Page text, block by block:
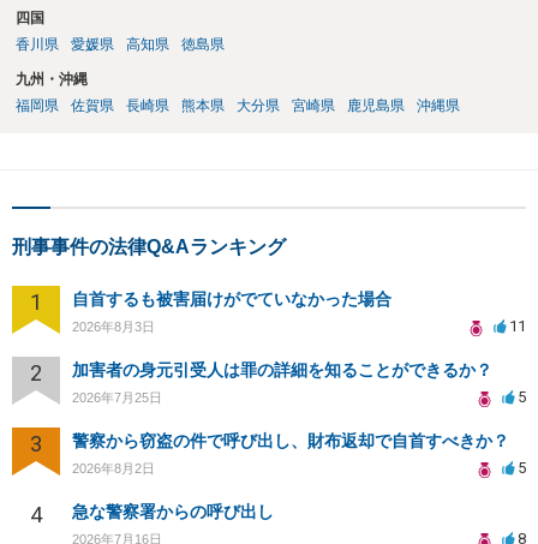
四国
香川県
愛媛県 高知県 徳島県
九州・沖縄
福岡県
佐賀県 長崎県 熊本県 大分県 宮崎県 鹿児島県 沖縄県
刑事事件の法律Q&Aランキング
1 自首するも被害届けがでていなかった場合
2026年8月3日 11
2 加害者の身元引受人は罪の詳細を知ることができるか？
2026年7月25日 5
3 警察から窃盗の件で呼び出し、財布返却で自首すべきか？
2026年8月2日 5
4 急な警察署からの呼び出し
2026年7月16日 8